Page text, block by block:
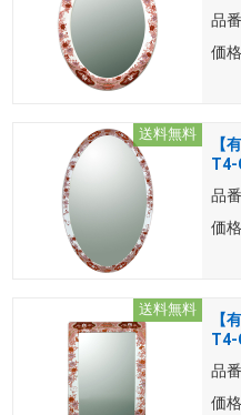
品
価
送料無料
【
T4-
品
価
送料無料
【
T4-
品
価